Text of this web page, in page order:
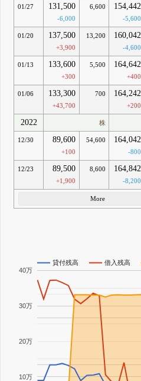
01/27 131,500
-6,000
6,600 154,442
-5,600
01/20 137,500
+3,900
13,200 160,042
-4,600
01/13 133,600
+300
5,500 164,642
+400
01/06 133,300
+43,700
700 164,242
+200
2022 株
12/30 89,600
+100
54,600 164,042
-800
12/23 89,500
+1,900
8,600 164,842
-8,200
More
貸付残高 借入残高
10万
20万
30万
40万